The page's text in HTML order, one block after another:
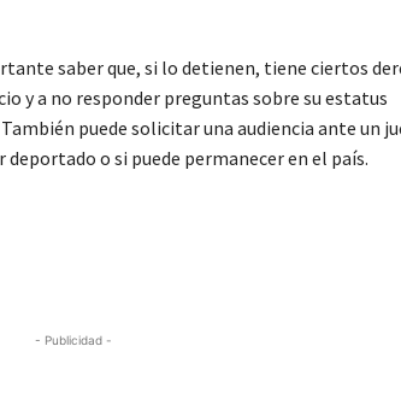
saber que, si lo detienen, tiene ciertos
y a no responder preguntas sobre su estatus
puede solicitar una audiencia ante un
o si puede permanecer en el país.
- Publicidad -